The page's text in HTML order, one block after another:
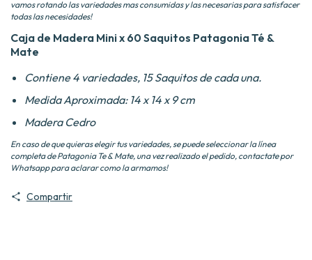
vamos rotando las variedades mas consumidas y las necesarias para satisfacer
todas las necesidades!
Caja de Madera Mini x 60 Saquitos Patagonia Té &
Mate
Contiene 4 variedades, 15 Saquitos de cada una.
Medida Aproximada: 14 x 14 x 9 cm
Madera Cedro
En caso de que quieras elegir tus variedades, se puede seleccionar la línea
completa de Patagonia Te & Mate, una vez realizado el pedido, contactate por
Whatsapp para aclarar como la armamos!
Compartir